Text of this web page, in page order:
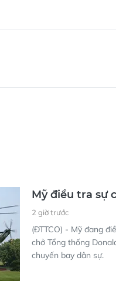
Mỹ điều tra sự
2 giờ trước
(ĐTTCO) - Mỹ đang
chở Tổng thống
chuyến bay dân sự.